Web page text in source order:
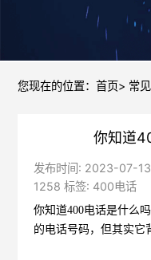
您现在的位置： 首页> 常
你知道
发布时间: 2023-07-
1258 标签: 400电话
你知道400电话是什么
的电话号码，但其实它